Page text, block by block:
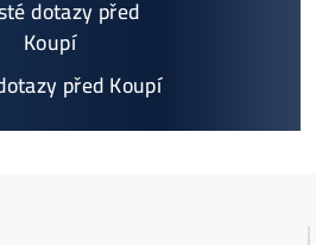
minerů od nás
12xProč Nakupovat u Nás - ZDE